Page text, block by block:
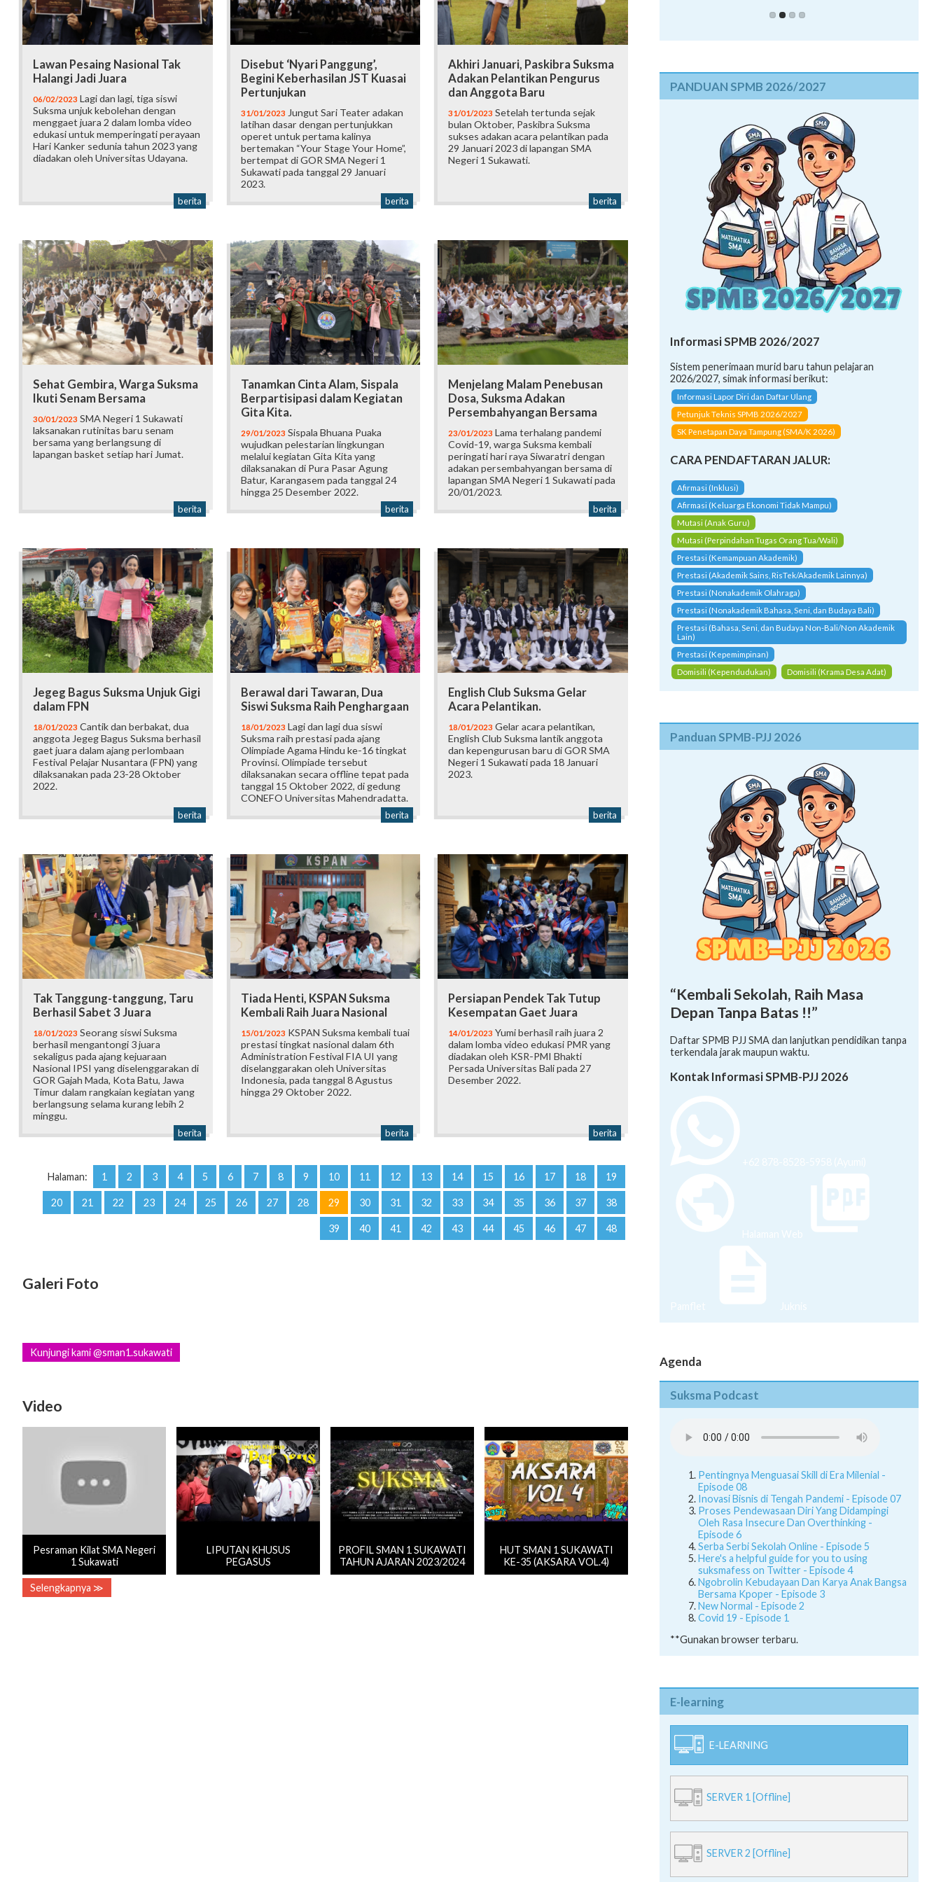
Lawan Pesaing Nasional Tak
Halangi Jadi Juara
06/02/2023 Lagi dan lagi, tiga siswi
Suksma unjuk kebolehan dengan
menggaet juara 2 dalam lomba video
edukasi untuk memperingati perayaan
Hari Kanker sedunia tahun 2023 yang
diadakan oleh Universitas Udayana.
berita
Disebut ‘Nyari Panggung’,
Begini Keberhasilan JST Kuasai
Pertunjukan
31/01/2023 Jungut Sari Teater adakan
latihan dasar dengan pertunjukkan
operet untuk pertama kalinya
bertemakan “Your Stage Your Home”,
bertempat di GOR SMA Negeri 1
Sukawati pada tanggal 29 Januari
2023.
berita
Akhiri Januari, Paskibra Suksma
Adakan Pelantikan Pengurus
dan Anggota Baru
31/01/2023 Setelah tertunda sejak
bulan Oktober, Paskibra Suksma
sukses adakan acara pelantikan pada
29 Januari 2023 di lapangan SMA
Negeri 1 Sukawati.
berita
Sehat Gembira, Warga Suksma
Ikuti Senam Bersama
30/01/2023 SMA Negeri 1 Sukawati
laksanakan rutinitas baru senam
bersama yang berlangsung di
lapangan basket setiap hari Jumat.
berita
Tanamkan Cinta Alam, Sispala
Berpartisipasi dalam Kegiatan
Gita Kita.
29/01/2023 Sispala Bhuana Puaka
wujudkan pelestarian lingkungan
melalui kegiatan Gita Kita yang
dilaksanakan di Pura Pasar Agung
Batur, Karangasem pada tanggal 24
hingga 25 Desember 2022.
berita
Menjelang Malam Penebusan
Dosa, Suksma Adakan
Persembahyangan Bersama
23/01/2023 Lama terhalang pandemi
Covid-19, warga Suksma kembali
peringati hari raya Siwaratri dengan
adakan persembahyangan bersama di
lapangan SMA Negeri 1 Sukawati pada
20/01/2023.
berita
Jegeg Bagus Suksma Unjuk Gigi
dalam FPN
18/01/2023 Cantik dan berbakat, dua
anggota Jegeg Bagus Suksma berhasil
gaet juara dalam ajang perlombaan
Festival Pelajar Nusantara (FPN) yang
dilaksanakan pada 23-28 Oktober
2022.
berita
Berawal dari Tawaran, Dua
Siswi Suksma Raih Penghargaan
18/01/2023 Lagi dan lagi dua siswi
Suksma raih prestasi pada ajang
Olimpiade Agama Hindu ke-16 tingkat
Provinsi. Olimpiade tersebut
dilaksanakan secara offline tepat pada
tanggal 15 Oktober 2022, di gedung
CONEFO Universitas Mahendradatta.
berita
English Club Suksma Gelar
Acara Pelantikan.
18/01/2023 Gelar acara pelantikan,
English Club Suksma lantik anggota
dan kepengurusan baru di GOR SMA
Negeri 1 Sukawati pada 18 Januari
2023.
berita
Tak Tanggung-tanggung, Taru
Berhasil Sabet 3 Juara
18/01/2023 Seorang siswi Suksma
berhasil mengantongi 3 juara
sekaligus pada ajang kejuaraan
Nasional IPSI yang diselenggarakan di
GOR Gajah Mada, Kota Batu, Jawa
Timur dalam rangkaian kegiatan yang
berlangsung selama kurang lebih 2
minggu.
berita
Tiada Henti, KSPAN Suksma
Kembali Raih Juara Nasional
15/01/2023 KSPAN Suksma kembali tuai
prestasi tingkat nasional dalam 6th
Administration Festival FIA UI yang
diselanggarakan oleh Universitas
Indonesia, pada tanggal 8 Agustus
hingga 29 Oktober 2022.
berita
Persiapan Pendek Tak Tutup
Kesempatan Gaet Juara
14/01/2023 Yumi berhasil raih juara 2
dalam lomba video edukasi PMR yang
diadakan oleh KSR-PMI Bhakti
Persada Universitas Bali pada 27
Desember 2022.
berita
Halaman: 1 2 3 4 5 6 7 8 9 10 11 12 13 14 15 16 17 18 19
20 21 22 23 24 25 26 27 28 29 30 31 32 33 34 35 36 37 38
39 40 41 42 43 44 45 46 47 48
Galeri Foto
Kunjungi kami @sman1.sukawati
Video
Pesraman Kilat SMA Negeri
1 Sukawati
LIPUTAN KHUSUS
PEGASUS
PROFIL SMAN 1 SUKAWATI
TAHUN AJARAN 2023/2024
HUT SMAN 1 SUKAWATI
KE-35 (AKSARA VOL.4)
Selengkapnya ≫
PANDUAN SPMB 2026/2027
Informasi SPMB 2026/2027
Sistem penerimaan murid baru tahun pelajaran
2026/2027, simak informasi berikut:
Informasi Lapor Diri dan Daftar Ulang
Petunjuk Teknis SPMB 2026/2027
SK Penetapan Daya Tampung (SMA/K 2026)
CARA PENDAFTARAN JALUR:
Afirmasi (Inklusi)
Afirmasi (Keluarga Ekonomi Tidak Mampu)
Mutasi (Anak Guru)
Mutasi (Perpindahan Tugas Orang Tua/Wali)
Prestasi (Kemampuan Akademik)
Prestasi (Akademik Sains, RisTek/Akademik Lainnya)
Prestasi (Nonakademik Olahraga)
Prestasi (Nonakademik Bahasa, Seni, dan Budaya Bali)
Prestasi (Bahasa, Seni, dan Budaya Non-Bali/Non Akademik
Lain)
Prestasi (Kepemimpinan)
Domisili (Kependudukan)
Domisili (Krama Desa Adat)
Panduan SPMB-PJJ 2026
“Kembali Sekolah, Raih Masa
Depan Tanpa Batas !!”
Daftar SPMB PJJ SMA dan lanjutkan pendidikan tanpa
terkendala jarak maupun waktu.
Kontak Informasi SPMB-PJJ 2026
+62 878-8528-5958 (Ayumi)
Halaman Web
Pamflet Juknis
Agenda
Suksma Podcast
Pentingnya Menguasai Skill di Era Milenial -
Episode 08
Inovasi Bisnis di Tengah Pandemi - Episode 07
Proses Pendewasaan Diri Yang Didampingi
Oleh Rasa Insecure Dan Overthinking -
Episode 6
Serba Serbi Sekolah Online - Episode 5
Here's a helpful guide for you to using
suksmafess on Twitter - Episode 4
Ngobrolin Kebudayaan Dan Karya Anak Bangsa
Bersama Kpoper - Episode 3
New Normal - Episode 2
Covid 19 - Episode 1
**Gunakan browser terbaru.
E-learning
E-LEARNING
SERVER 1 [Offline]
SERVER 2 [Offline]